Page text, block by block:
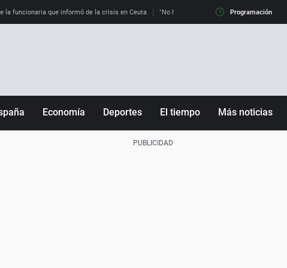
la funcionaria que informó de la crisis en Ceuta "No hay mafias, que no nos engañen":
Programación
Economía Deportes El tiempo Más noticias